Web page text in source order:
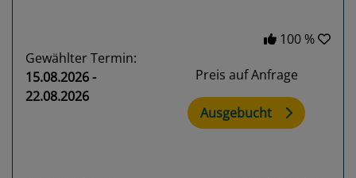
100 %
Gewählter Termin:
15.08.2026 -
22.08.2026
Preis auf Anfrage
Ausgebucht